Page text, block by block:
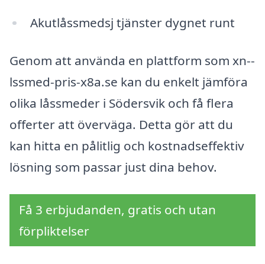
Akutlåssmedsj tjänster dygnet runt
Genom att använda en plattform som xn--
lssmed-pris-x8a.se kan du enkelt jämföra
olika låssmeder i Södersvik och få flera
offerter att överväga. Detta gör att du
kan hitta en pålitlig och kostnadseffektiv
lösning som passar just dina behov.
Få 3 erbjudanden, gratis och utan
förpliktelser